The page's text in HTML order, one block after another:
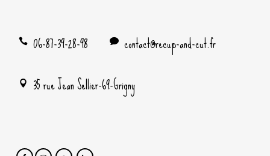
06-87-39-28-98
contact@recup-and-cut.fr
35 rue Jean Sellier-69-Grigny